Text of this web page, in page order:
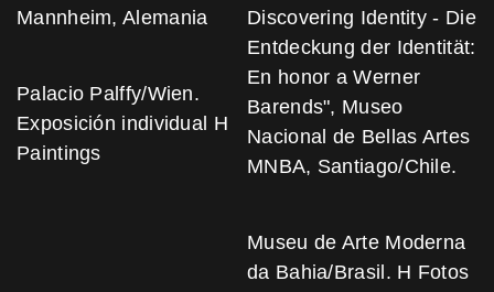
Mannheim, Alemania
Palacio Palffy/Wien.
Exposición individual H
Paintings
Discovering Identity - Die
Entdeckung der Identität:
En honor a Werner
Barends", Museo
Nacional de Bellas Artes
MNBA, Santiago/Chile.
Museu de Arte Moderna
da Bahia/Brasil. H Fotos